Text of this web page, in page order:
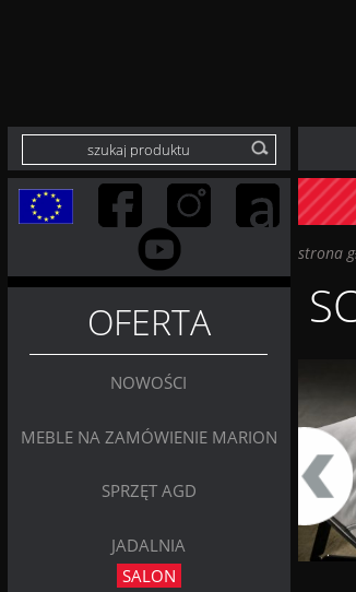
OFERTA
NOWOŚCI
MEBLE NA ZAMÓWIENIE MARION
SPRZĘT AGD
JADALNIA
SALON
strona